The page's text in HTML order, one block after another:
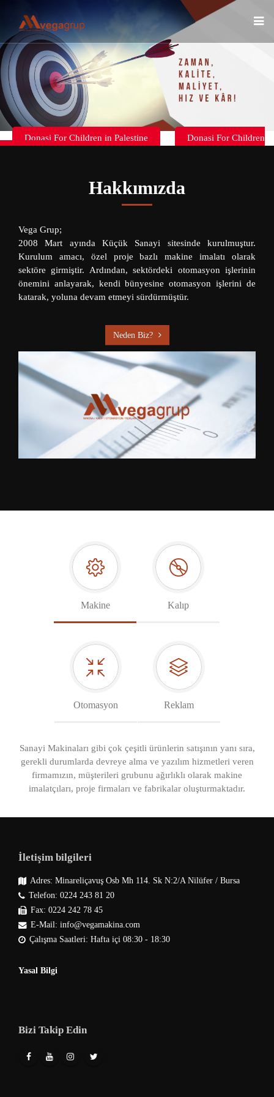
Donasi For Children in Palestine
Donasi For Children
Hakkımızda
Vega Grup;
2008 Mart ayında Küçük Sanayi sitesinde kurulmuştur.
Kurulum amacı, özel proje bazlı makine imalatı olarak
sektöre girmiştir. Ardından, sektördeki otomasyon işlerinin
önemini anlayarak, kendi bünyesine otomasyon işlerini de
katarak, yoluna devam etmeyi sürdürmüştür.
Neden Biz?
Makine Kalıp
Otomasyon Reklam
Sanayi Makinaları gibi çok çeşitli ürünlerin satışının yanı sıra,
gerekli durumlarda devreye alma ve yazılım hizmetleri veren
firmamızın, müşterileri grubunu ağırlıklı olarak makine
imalatçıları, proje firmaları ve fabrikalar oluşturmaktadır.
İletişim bilgileri
Adres: Minareliçavuş Osb Mh 114. Sk N:2/A Nilüfer / Bursa
Telefon: 0224 243 81 20
Fax: 0224 242 78 45
E-Mail: info@vegamakina.com
Çalışma Saatleri: Hafta içi 08:30 - 18:30
Yasal Bilgi
Bizi Takip Edin